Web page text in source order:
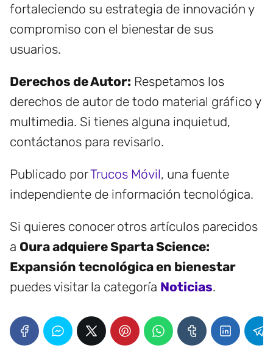
fortaleciendo su estrategia de innovación y
compromiso con el bienestar de sus
usuarios.
Derechos de Autor: Respetamos los
derechos de autor de todo material gráfico y
multimedia. Si tienes alguna inquietud,
contáctanos para revisarlo.
Publicado porTrucos Móvil, una fuente
independiente de información tecnológica.
Si quieres conocer otros artículos parecidos
a Oura adquiere Sparta Science:
Expansión tecnológica en bienestar
puedes visitar la categoría Noticias.